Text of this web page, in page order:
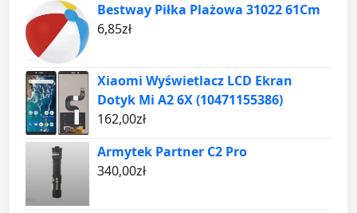
Bestway Piłka Plażowa 31022 61Cm
6,85zł
Xiaomi Wyświetlacz LCD Ekran
Dotyk Mi A2 6X (10471155386)
162,00zł
Armytek Partner C2 Pro
340,00zł